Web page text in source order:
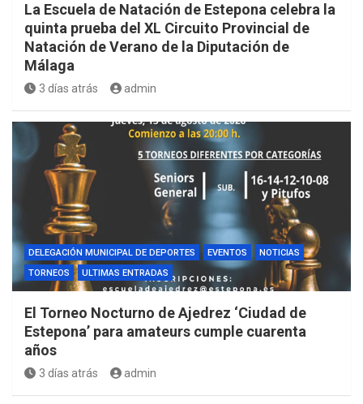
La Escuela de Natación de Estepona celebra la
quinta prueba del XL Circuito Provincial de
Natación de Verano de la Diputación de
Málaga
3 días atrás admin
DELEGACIÓN MUNICIPAL DE DEPORTES EVENTOS
NOTICIAS
TORNEOS
ULTIMAS ENTRADAS
El Torneo Nocturno de Ajedrez ‘Ciudad de
Estepona’ para amateurs cumple cuarenta
años
3 días atrás admin